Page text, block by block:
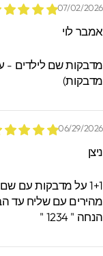
07/02/
לוי
06/29/
1+1 על מדבקות עם
עם שליח עד
" 1234 "